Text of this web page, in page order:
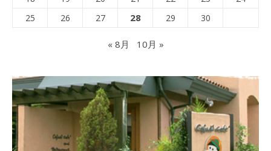
25
26 27 28 29 30
« 8月 10月 »